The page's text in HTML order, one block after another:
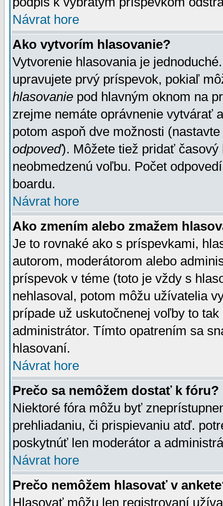
Návrat hore
Ako vytvorím hlasovanie?
Vytvorenie hlasovania je
upravujete prvý príspevok, pokiaľ
hlasovanie pod hlavným oknom na
zrejme nemáte oprávnenie vytvárať
potom aspoň dve možnosti
odpoveď). Môžete tiež pridať
neobmedzenú voľbu. Počet
boardu.
Návrat hore
Ako zmením alebo zmažem
Je to rovnaké ako s príspevkami,
autorom, moderátorom alebo
príspevok v téme (toto je vždy s
nehlasoval, potom môžu užívatelia
prípade už uskutočnenej voľby to
administrátor. Tímto opatrením sa
hlasovaní.
Návrat hore
Prečo sa nemôžem dostať k fóru?
Niektoré fóra môžu byť
prehliadaniu, či prispievaniu atď.
poskytnúť len moderátor a
Návrat hore
Prečo nemôžem hlasovať v
Hlasovať môžu len registrovaní